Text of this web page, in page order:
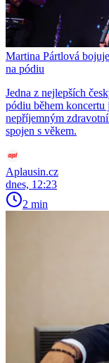
Martina Pártlová
na pódiu
Jedna z nejlepších
pódiu během koncertu
nepříjemným
spojen s věkem.
Aplausin.cz
dnes, 12:23
2 min